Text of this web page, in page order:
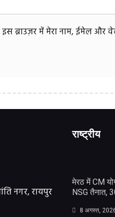
ब्राउज़र में मेरा नाम, ईमेल और
नगर, रायपुर
राष्ट्रीय
मेरठ में CM
NSG तैनात,
8 अगस्त,